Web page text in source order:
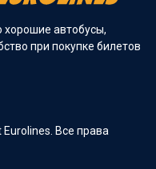
хорошие автобусы,
при покупке билетов
Все права